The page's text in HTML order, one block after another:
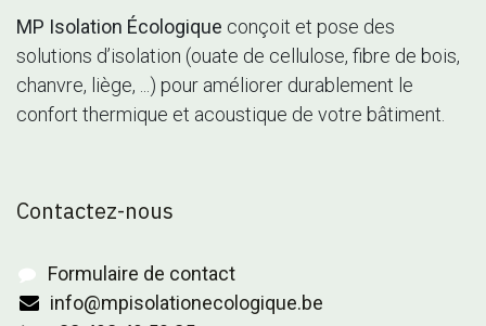
MP Isolation Écologique conçoit et pose des
solutions d’isolation (ouate de cellulose, fibre de bois,
chanvre, liège, ...) pour améliorer durablement le
confort thermique et acoustique de votre bâtiment.
Contactez-nous
Formulaire de contact
info@mpisolationecologique.be